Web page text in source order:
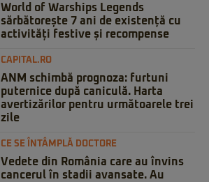
World of Warships Legends
sărbătorește 7 ani de existență cu
activități festive și recompense
CAPITAL.RO
ANM schimbă prognoza: furtuni
puternice după caniculă. Harta
avertizărilor pentru următoarele trei
zile
CE SE ÎNTÂMPLĂ DOCTORE
Vedete din România care au învins
cancerul în stadii avansate. Au